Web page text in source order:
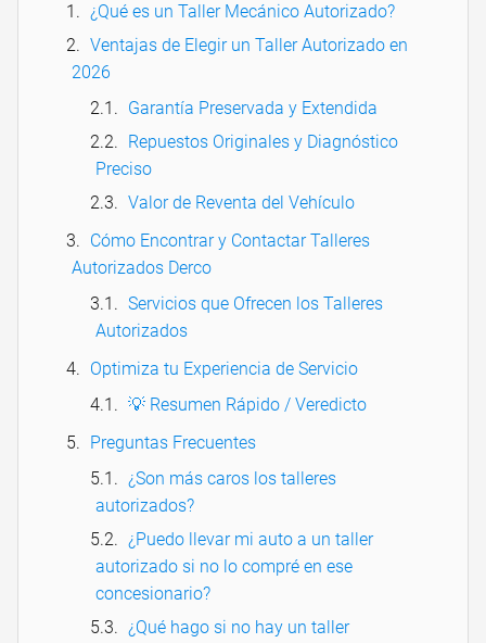
¿Qué es un Taller Mecánico Autorizado?
Ventajas de Elegir un Taller Autorizado en
2026
Garantía Preservada y Extendida
Repuestos Originales y Diagnóstico
Preciso
Valor de Reventa del Vehículo
Cómo Encontrar y Contactar Talleres
Autorizados Derco
Servicios que Ofrecen los Talleres
Autorizados
Optimiza tu Experiencia de Servicio
💡 Resumen Rápido / Veredicto
Preguntas Frecuentes
¿Son más caros los talleres
autorizados?
¿Puedo llevar mi auto a un taller
autorizado si no lo compré en ese
concesionario?
¿Qué hago si no hay un taller